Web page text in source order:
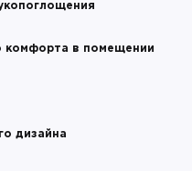
комфорта в помещении
дизайна